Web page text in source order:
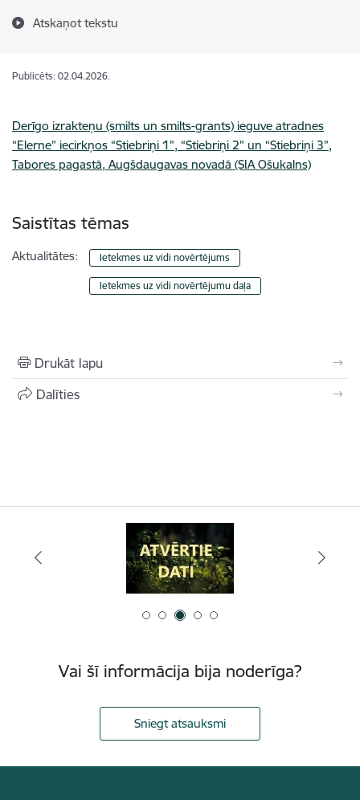
Atskaņot tekstu
Publicēts: 02.04.2026.
Derīgo izrakteņu (smilts un smilts-grants) ieguve atradnes
“Elerne” iecirkņos “Stiebriņi 1”, “Stiebriņi 2” un “Stiebriņi 3”,
Tabores pagastā, Augšdaugavas novadā (SIA Ošukalns)
Saistītas tēmas
Aktualitātes: Ietekmes uz vidi novērtējums
Ietekmes uz vidi novērtējumu daļa
Drukāt lapu
Dalīties
Vai šī informācija bija noderīga?
Sniegt atsauksmi